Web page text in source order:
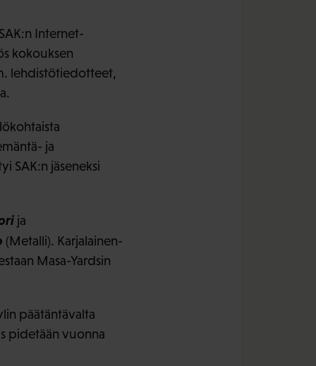
Internet-
kokouksen
lehdistötiedotteet,
ja
SAK:n jäseneksi
ja
(Metalli). Karjalainen-
Masa-Yardsin
päätäntävalta
pidetään vuonna